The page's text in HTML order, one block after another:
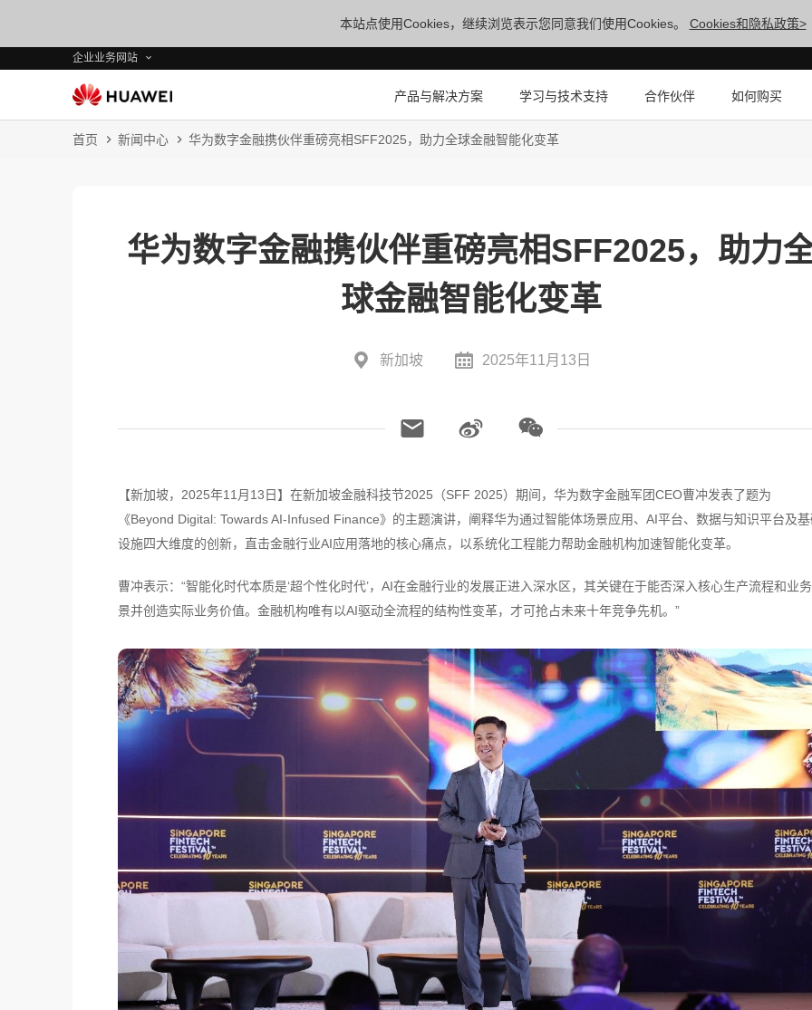
本站点使用Cookies，继续浏览表示您同意我们使用Cookies。 Cookies和隐私政策>
企业业务网站
产品与解决方案 学习与技术支持 合作伙伴 如何购买
首页 新闻中心 华为数字金融携伙伴重磅亮相SFF2025，助力全球金融智能化变革
华为数字金融携伙伴重磅亮相SFF2025，助力
球金融智能化变革
新加坡 2025年11月13日
【新加坡，2025年11月13日】在新加坡金融科技节2025（SFF 2025）期间，华为数字金融军团CEO曹冲发表了题为
《Beyond Digital: Towards AI-Infused Finance》的主题演讲，阐释华为通过智能体场景应用、AI平台、数据与知识平台及基
设施四大维度的创新，直击金融行业AI应用落地的核心痛点，以系统化工程能力帮助金融机构加速智能化变革。
曹冲表示：“智能化时代本质是‘超个性化时代’，AI在金融行业的发展正进入深水区，其关键在于能否深入核心生产流程和业
景并创造实际业务价值。金融机构唯有以AI驱动全流程的结构性变革，才可抢占未来十年竞争先机。”